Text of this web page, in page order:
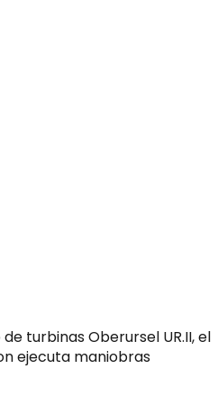
turbinas Oberursel UR.II, el
ejecuta maniobras